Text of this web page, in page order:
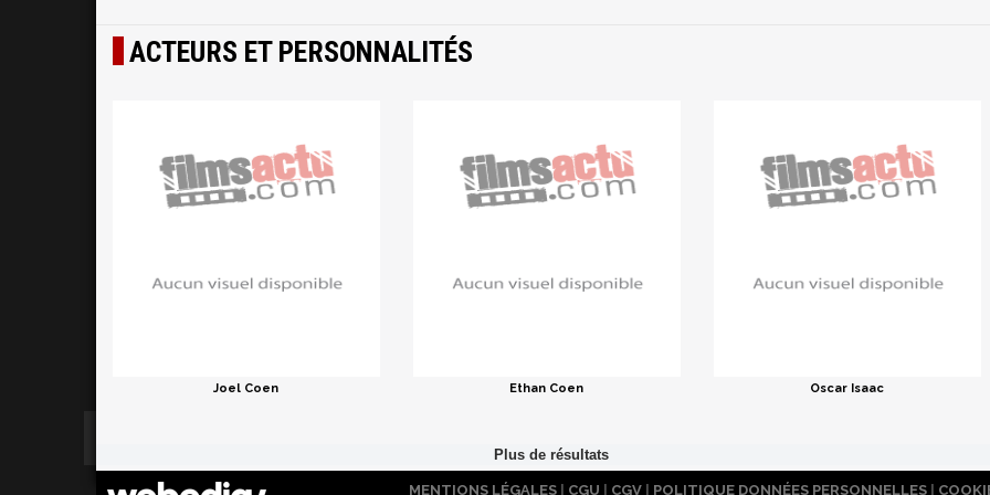
ACTEURS ET PERSONNALITÉS
Joel Coen Ethan Coen Oscar Isaac
MENTIONS LÉGALES | CGU | CGV | POLITIQUE DONNÉES PERSONNELLES |